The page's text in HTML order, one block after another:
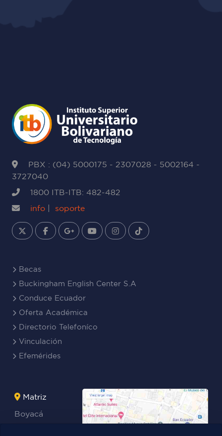
PBX : (04) 5000175 - 2307028 - 5002164 -
3727040
1800 ITB-ITB: 482-482
info
soporte
Becas
Buckingham English Center S.A
Conduce Ecuador
Oferta Académica
Directorio Telefoníco
Vinculación
Efemérides
Matriz
Boyacá